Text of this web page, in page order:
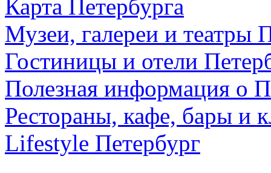
Карта Петербурга
Музеи, галереи и театры
Гостиницы и отели
Полезная информация о
Рестораны, кафе, бары и
Lifestyle Петербург